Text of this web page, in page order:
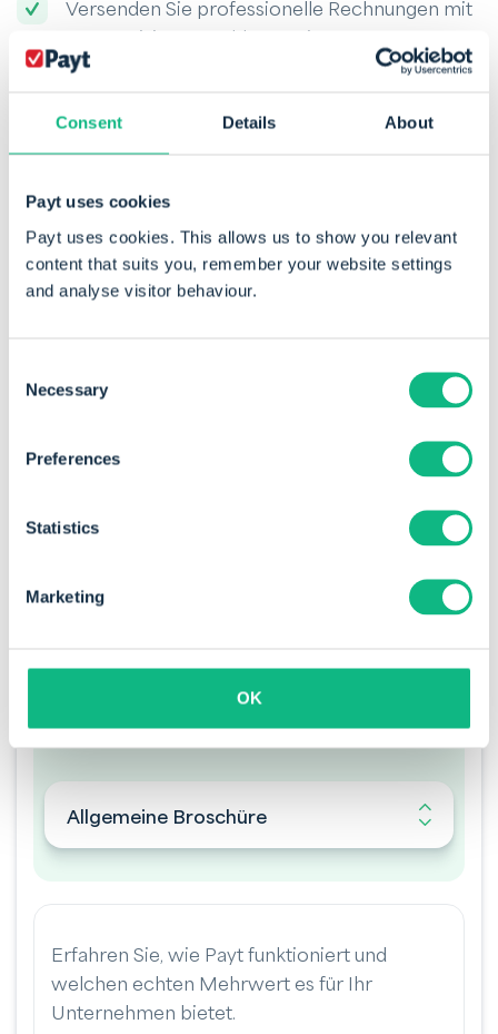
Consent Details About
Payt uses cookies
Payt uses cookies. This allows us to show you relevant
content that suits you, remember your website settings
and analyse visitor behaviour.
Selection
Necessary
Preferences
Statistics
Marketing
OK
Versenden Sie professionelle Rechnungen mit
automatisierten Zahlungserinnerungen
Legen Sie Zahlungserinnerungen nach Ihren
eigenen Bedingungen fest
Ermöglichen Sie Ihren Kunden, Rechnungen
zu stellen
Behalten Sie jederzeit den Überblick über
offene Posten und das Zahlungsverhalten
Zahlungen im Durchschnitt 30 bis 50 % schneller.
Damit bietet Payt eine nachhaltige Lösung für
Factoring, wie hohe Kosten oder den Verlust des
Sind Sie neugierig, was Payt für Ihr Unternehmen tun
kann? Laden Sie unten unsere Broschüre herunter.
Allgemeine Broschüre
Erfahren Sie, wie Payt funktioniert und
welchen echten Mehrwert es für Ihr
Unternehmen bietet.